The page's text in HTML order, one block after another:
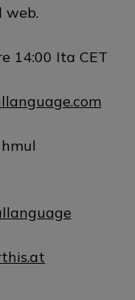
web.
14:00 Ita CET
hmul